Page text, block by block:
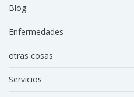
Blog
Enfermedades
otras cosas
Servicios